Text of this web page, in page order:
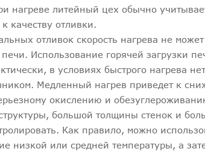
нагреве литейный цех обычно
качеству отливки.
отливок скорость нагрева не
Использование горячей загрузки
в условиях быстрого нагрева
Медленный нагрев приведет к
окислению и
большой толщины стенок и
Как правило, можно
низкой или средней температуры, а